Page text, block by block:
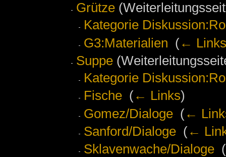
Grütze
Kategorie
G3:Materialien (← Links
Suppe
Kategorie
Fische‎ (← Links)
Gomez/Dialoge‎ (←
Sanford/Dialoge‎ (←
Sklavenwache/Dialoge‎ (